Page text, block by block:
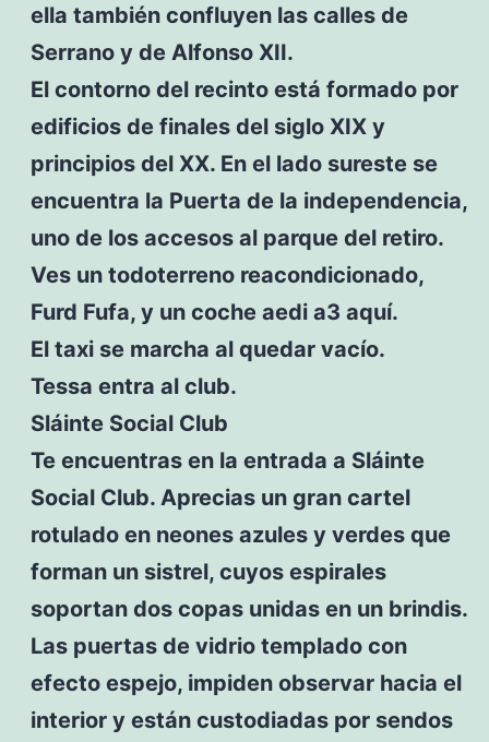
ella también confluyen las calles de
Serrano y de Alfonso XII.
El contorno del recinto está formado por
edificios de finales del siglo XIX y
principios del XX. En el lado sureste se
encuentra la Puerta de la independencia,
uno de los accesos al parque del retiro.
Ves un todoterreno reacondicionado,
Furd Fufa, y un coche aedi a3 aquí.
El taxi se marcha al quedar vacío.
Tessa entra al club.
Sláinte Social Club
Te encuentras en la entrada a Sláinte
Social Club. Aprecias un gran cartel
rotulado en neones azules y verdes que
forman un sistrel, cuyos espirales
soportan dos copas unidas en un brindis.
Las puertas de vidrio templado con
efecto espejo, impiden observar hacia el
interior y están custodiadas por sendos